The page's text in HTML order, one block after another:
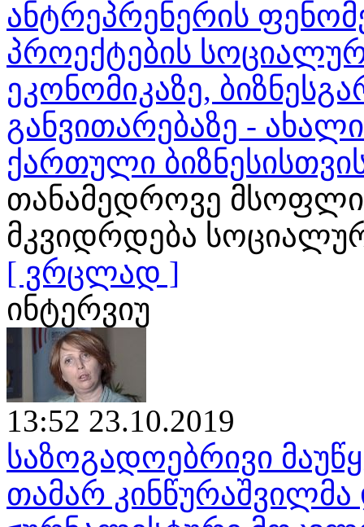
ანტრეპრენერის
პროექტების
ეკონომიკაზე,
განვითარებაზე -
ქართული
თანამედროვე
მკვიდრდება
[ ვრცლად ]
ინტერვიუ
13:52 23.10.2019
საზოგადოებრივი
თამარ